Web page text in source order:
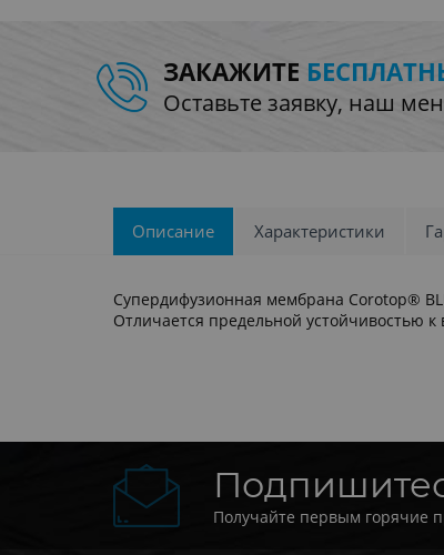
ЗАКАЖИТЕ
Оставьте заявку, наш
Описание Характеристики
Супердифузионная мембрана Corotop®
Отличается предельной устойчивостью
Получайте первым горячие